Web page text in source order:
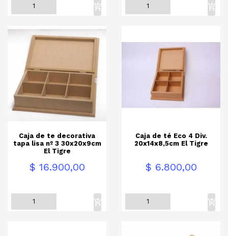
Caja de te decorativa
tapa lisa nº 3 30x20x9cm
El Tigre
Precio$ 16.900,00
Caja de té Eco 4 Div.
20x14x8,5cm El Tigre
Precio$ 6.800,00